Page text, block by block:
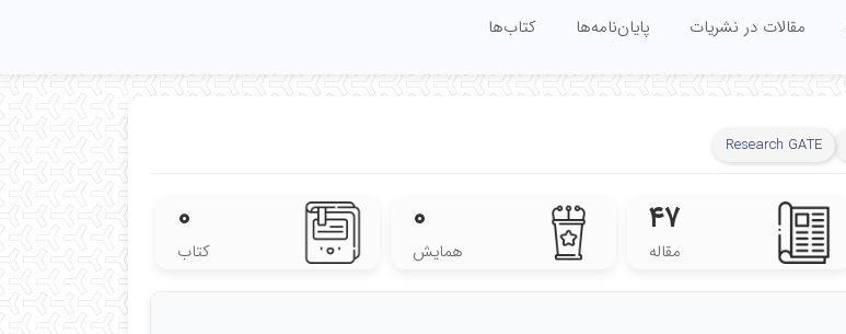
مقالات در نشریات پایان‌نامه‌ها کتاب‌ها
Research GATE
۴۷
مقاله
۰
همایش
۰
کتاب